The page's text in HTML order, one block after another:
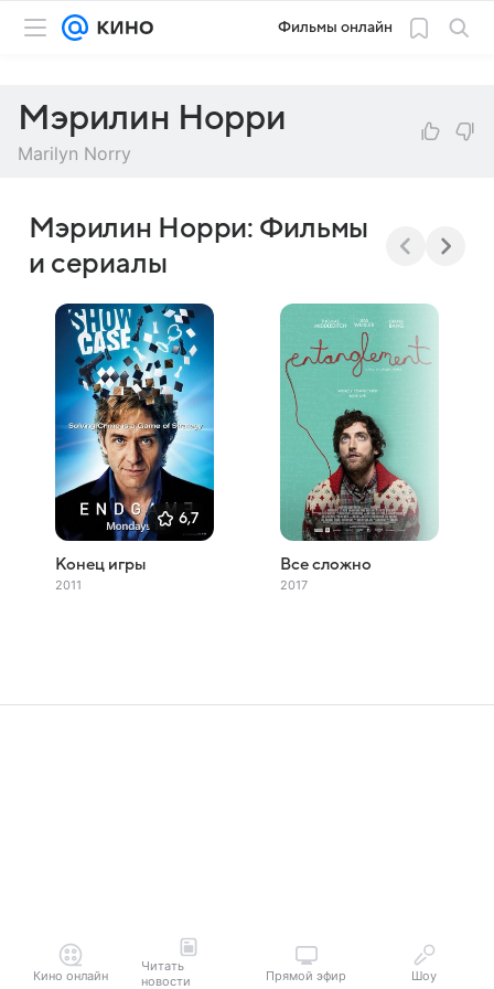
Фильмы онлайн
Мэрилин Норри
Marilyn Norry
Мэрилин Норри: Фильмы
и сериалы
6,7
Конец игры
2011
Все сложно
2017
Кино онлайн
Читать
новости
Прямой эфир Шоу